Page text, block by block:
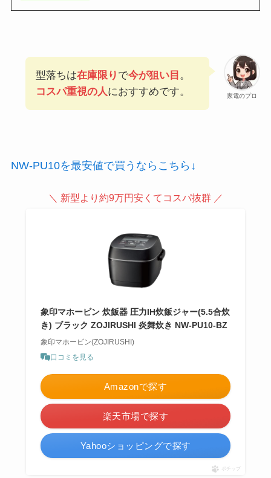
家電のプロ
型落ちは在庫限り で今が狙い目 。
コスパ重視の人におすすめです。
NW-PU10を最安値で買うならこちら↓
＼ 新型より約9万円安くてコスパ抜群 ／
象印マホービン 炊飯器 圧力IH炊飯ジャー(5.5合炊
き) ブラック ZOJIRUSHI 炎舞炊き NW-PU10-BZ
象印マホービン(ZOJIRUSHI)
口コミを見る
Amazonで探す
楽天市場で探す
Yahooショッピングで探す
ポチップ